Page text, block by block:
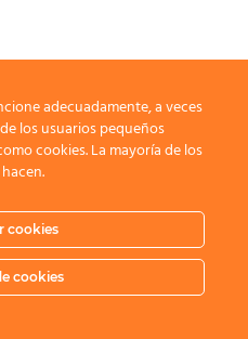
adecuadamente, a veces
los usuarios pequeños
cookies. La mayoría de los
cookies
cookies